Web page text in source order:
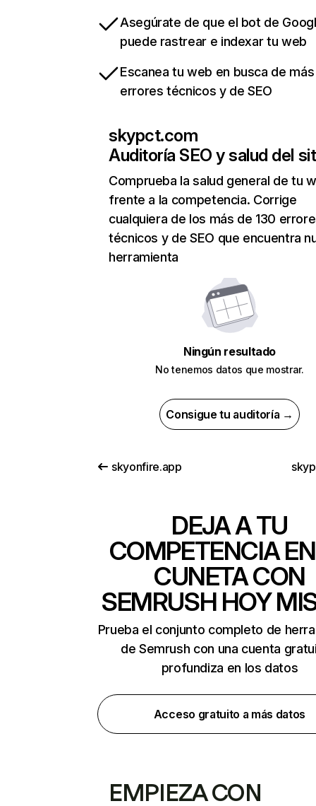
Asegúrate de que el bot de
puede rastrear e indexar tu web
Escanea tu web en busca de
errores técnicos y de SEO
skypct.com
Auditoría SEO y salud del
Comprueba la salud general de tu
frente a la competencia. Corrige
cualquiera de los más de 130
técnicos y de SEO que encuentra
herramienta
Ningún resultado
No tenemos datos que mostrar.
Consigue tu auditoría →
skyonfire.app
DEJA A TU
COMPETENCIA
CUNETA CON
SEMRUSH HOY
Prueba el conjunto completo de
de Semrush con una cuenta
profundiza en los datos
Acceso gratuito a más datos
EMPIEZA CON